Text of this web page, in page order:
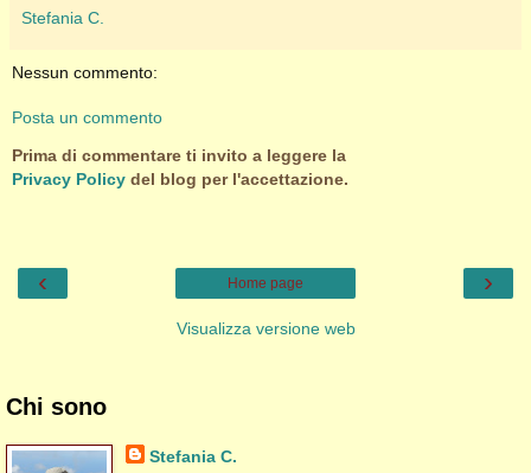
Stefania C.
Nessun commento:
Posta un commento
Prima di commentare ti invito a leggere la
Privacy Policy del blog per l'accettazione.
‹ ›
Home page
Visualizza versione web
Chi sono
Stefania C.